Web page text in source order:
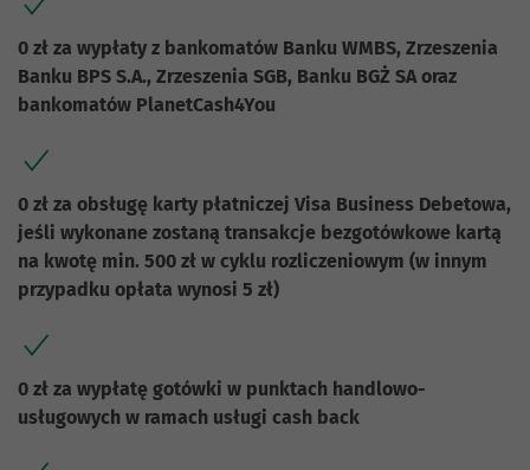
0 zł za wypłaty z bankomatów Banku WMBS, Zrzeszenia
Banku BPS S.A., Zrzeszenia SGB, Banku BGŻ SA oraz
bankomatów PlanetCash4You
0 zł za obsługę karty płatniczej Visa Business Debetowa,
jeśli wykonane zostaną transakcje bezgotówkowe kartą
na kwotę min. 500 zł w cyklu rozliczeniowym (w innym
przypadku opłata wynosi 5 zł)
0 zł za wypłatę gotówki w punktach handlowo-
usługowych w ramach usługi cash back